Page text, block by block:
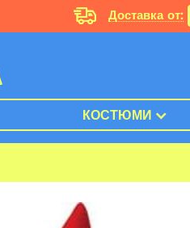
Доставка от:
КОСТЮМИ